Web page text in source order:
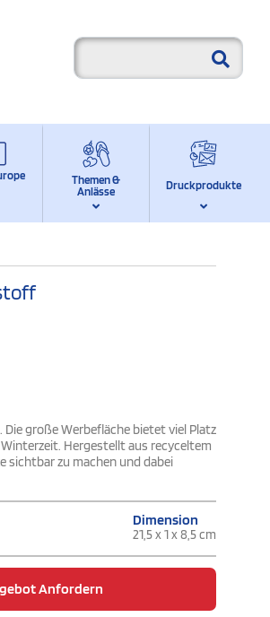
Themen &
Anlässe
Druckprodukte
Die große Werbefläche bietet viel Platz
Hergestellt aus recyceltem
sichtbar zu machen und dabei
Dimension
21,5 x 1 x 8,5 cm
Anfordern